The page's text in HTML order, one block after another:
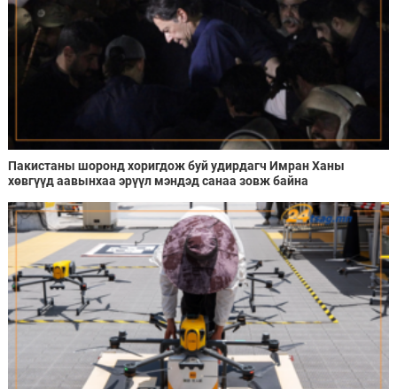
Пакистаны шоронд хоригдож буй удирдагч Имран Ханы
хөвгүүд аавынхаа эрүүл мэндэд санаа зовж байна